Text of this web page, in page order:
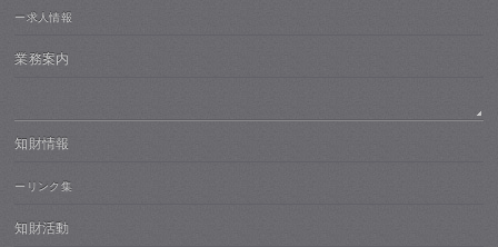
ー求人情報
業務案内
知財情報
ーリンク集
知財活動